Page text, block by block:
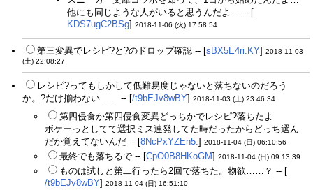
他にも同じような人がいると思うんだよ… -- [
KDS7ugC2BSg] 2018-11-06 (火) 17:58:54
第三変異でレシピ?と?のドロップ確認 -- [sBX5E4ri.KY] 2018-11-03
(土) 22:08:27
レシピ?ってもしかして低難易度じゃないと落ちないのだろう
か。?だけ揃わない…… -- [/t9bEJv8wBY] 2018-11-03 (土) 23:46:34
第四侵食か第四侵食変異どっちかでレシピ?落ちたよ
ボケーっとしてて選択ミス連発してた時だったからどっち選ん
だか覚えてないんだ -- [8NcPxYZEn5. ] 2018-11-04 (日) 06:10:56
最終でも落ちるで -- [CpO0B8HKoGM] 2018-11-04 (日) 09:13:39
ものは試しと第二行ったら2回で落ちた。物欲……？ -- [
/t9bEJv8wBY] 2018-11-04 (日) 16:51:10